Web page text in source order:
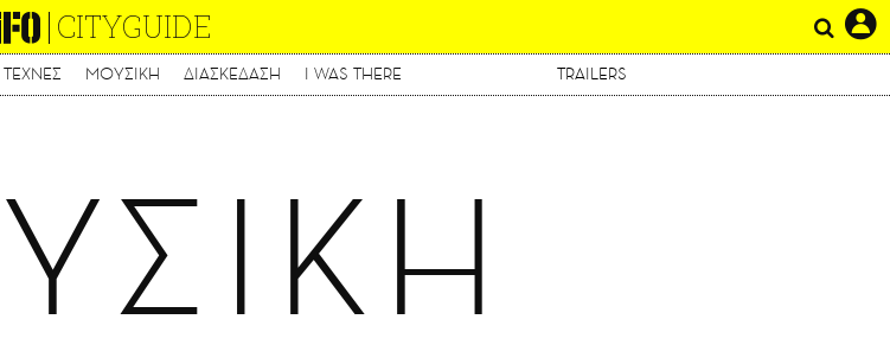
CITYGUIDE
ΤΕΧΝΕΣ ΜΟΥΣΙΚΗ ΔΙΑΣΚΕΔΑΣΗ I WAS THERE TRAILERS